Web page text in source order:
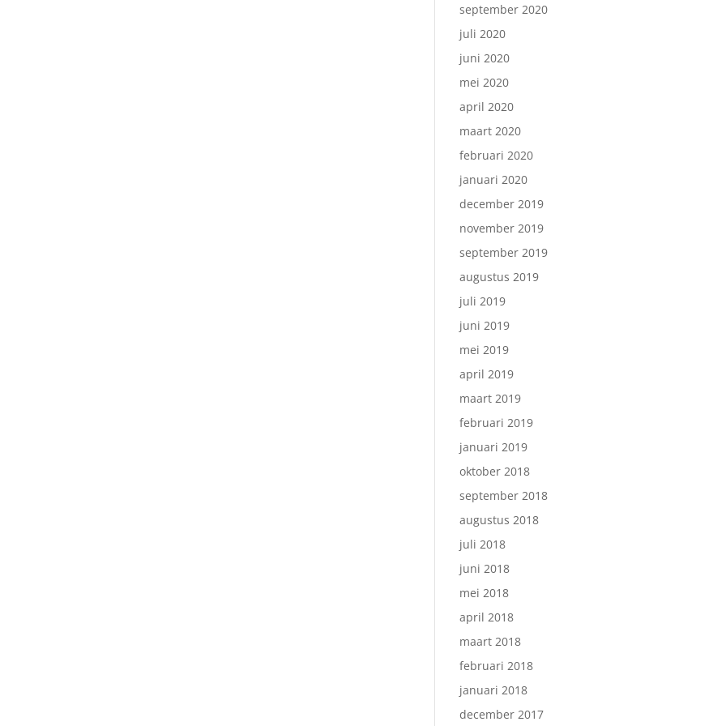
september 2020
juli 2020
juni 2020
mei 2020
april 2020
maart 2020
februari 2020
januari 2020
december 2019
november 2019
september 2019
augustus 2019
juli 2019
juni 2019
mei 2019
april 2019
maart 2019
februari 2019
januari 2019
oktober 2018
september 2018
augustus 2018
juli 2018
juni 2018
mei 2018
april 2018
maart 2018
februari 2018
januari 2018
december 2017